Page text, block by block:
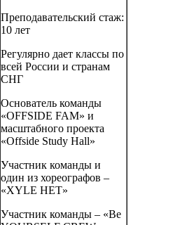
Преподавательский стаж:
10 лет
Регулярно дает классы по
всей России и странам
СНГ
Основатель команды
«OFFSIDE FAM» и
масштабного проекта
«Offside Study Hall»
Участник команды и
один из хореографов –
«XYLE HET»
Участник команды – «Be